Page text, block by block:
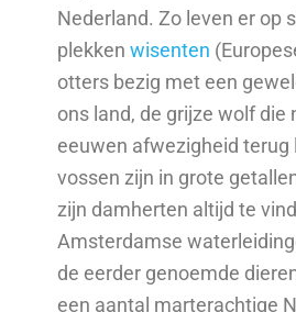
Nederland. Zo leven er op
plekkenwisenten
otters bezig met een
ons land, de grijze wolf die
eeuwen afwezigheid terug
vossen zijn in grote
zijn damherten altijd te
Amsterdamse
de eerder genoemde
een aantal marterachtige